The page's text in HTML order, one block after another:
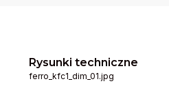
Rysunki techniczne
ferro_kfc1_dim_01.jpg